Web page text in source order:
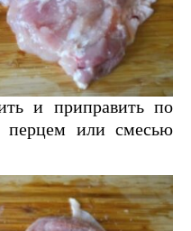
и приправить по
перцем или смесью